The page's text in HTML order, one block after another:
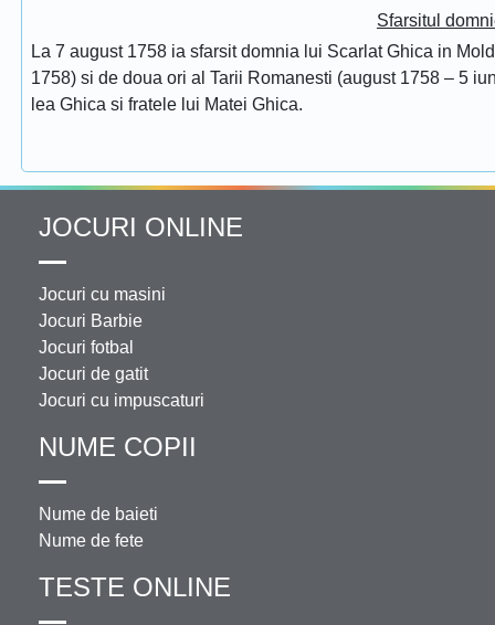
Sfarsitul
La 7 august 1758 ia sfarsit domnia lui Scarlat Ghica in
1758) si de doua ori al Tarii Romanesti (august 1758 – 5
lea Ghica si fratele lui Matei Ghica.
JOCURI ONLINE
Jocuri cu masini
Jocuri Barbie
Jocuri fotbal
Jocuri de gatit
Jocuri cu impuscaturi
NUME COPII
Nume de baieti
Nume de fete
TESTE ONLINE